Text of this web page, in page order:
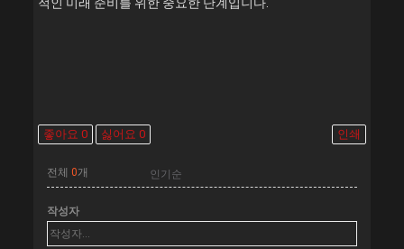
좋아요0 싫어요0 인쇄
전체0개
작성자